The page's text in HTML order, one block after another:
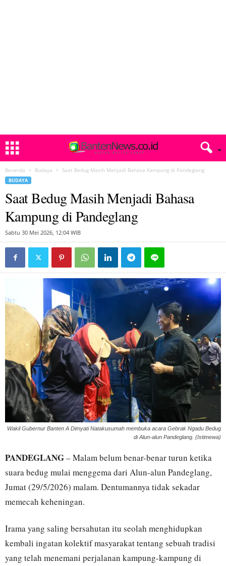
Beranda Budaya Saat Bedug Masih Menjadi Bahasa Kampung di Pandeglang
BUDAYA
Saat Bedug Masih Menjadi Bahasa
Kampung di Pandeglang
Sabtu 30 Mei 2026, 12:04 WIB
Wakil Gubernur Banten A Dimyati Natakusumah membuka acara Gebrak Ngadu Bedug
di Alun-alun Pandeglang. (Istimewa)
PANDEGLANG– Malam belum benar-benar turun ketika
suara bedug mulai menggema dari Alun-alun Pandeglang,
Jumat (29/5/2026) malam. Dentumannya tidak sekadar
memecah keheningan.
Irama yang saling bersahutan itu seolah menghidupkan
kembali ingatan kolektif masyarakat tentang sebuah tradisi
yang telah menemani perjalanan kampung-kampung di